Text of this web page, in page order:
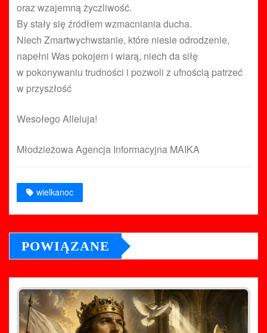
oraz wzajemną życzliwość.
By stały się źródłem wzmacniania ducha.
Niech Zmartwychwstanie, które niesie odrodzenie,
napełni Was pokojem i wiarą, niech da siłę
w pokonywaniu trudności i pozwoli z ufnością patrzeć
w przyszłość
Wesołego Alleluja!
Młodzieżowa Agencja Informacyjna MAIKA
wielkanoc
POWIĄZANE